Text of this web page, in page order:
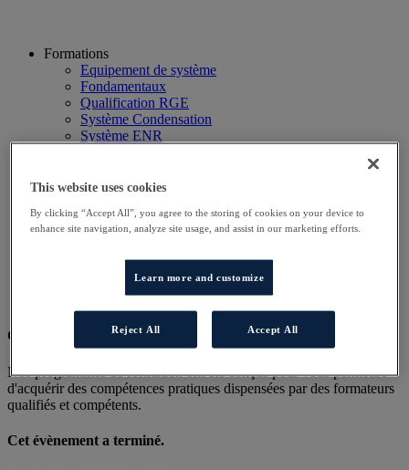
Formations
Equipement de système
Fondamentaux
Qualification RGE
Système Condensation
Système ENR
Webinaire
Hôtels
Planning
Particulier
Professionnel
Cet évènement a terminé.
Nos programmes de formation ont été conçus pour vous permettre
d'acquérir des compétences pratiques dispensées par des formateurs
qualifiés et compétents.
Cet évènement a terminé.
This website uses cookies
By clicking “Accept All”, you agree to the storing of cookies on your device to
enhance site navigation, analyze site usage, and assist in our marketing efforts.
Learn more and customize
Reject All Accept All